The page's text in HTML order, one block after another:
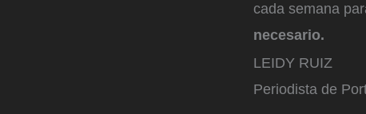
cada semana
necesario.
LEIDY RUIZ
Periodista de